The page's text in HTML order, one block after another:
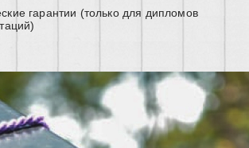
гарантии (только для дипломов